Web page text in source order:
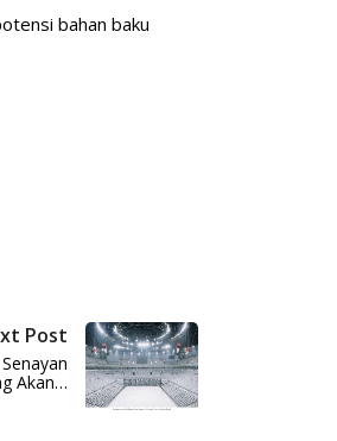
bahan baku
Post
Akan…